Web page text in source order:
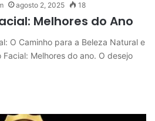
agosto 2, 2025 18
Melhores do Ano
O Caminho para a Beleza Natural e
Melhores do ano. O desejo